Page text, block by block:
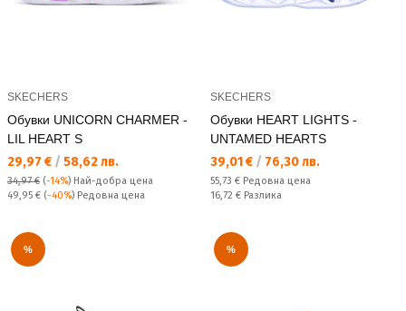
SKECHERS
Обувки UNICORN CHARMER -
LIL HEART S
Текуща цена:
29,97 € / 58,62 лв.
34,97 € (-14%) Най-добра цена
Редовна цена:
49,95 € (-40%) Редовна цена
SKECHERS
Обувки HEART LIGHTS -
UNTAMED HEARTS
Текуща цена:
39,01 € / 76,30 лв.
Редовна цена:
55,73 € Редовна цена
Спестявате:
16,72 € Разлика
% %